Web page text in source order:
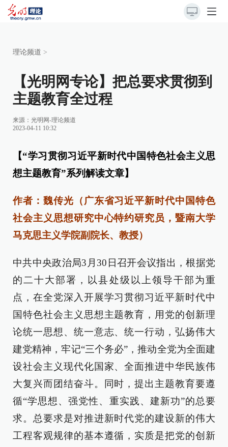
理论频道 >
【光明网专论】把总要求贯彻到
主题教育全过程
来源： 光明网-理论频道
2023-04-11 10:32
【“学习贯彻习近平新时代中国特色社会主义思
想主题教育”系列解读文章】
作者：魏传光（广东省习近平新时代中国特色
社会主义思想研究中心特约研究员，暨南大学
马克思主义学院副院长、教授）
中共中央政治局3月30日召开会议指出，根据党
的二十大部署，以县处级以上领导干部为重
点，在全党深入开展学习贯彻习近平新时代中
国特色社会主义思想主题教育，用党的创新理
论统一思想、统一意志、统一行动，弘扬伟大
建党精神，牢记“三个务必”，推动全党为全面建
设社会主义现代化国家、全面推进中华民族伟
大复兴而团结奋斗。同时，提出主题教育要遵
循“学思想、强党性、重实践、建新功”的总要
求。总要求是对推进新时代党的建设新的伟大
工程客观规律的基本遵循，实质是把党的创新